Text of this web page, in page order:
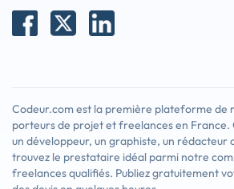
Codeur.com est la première plateforme de
porteurs de projet et freelances en France.
un développeur, un graphiste, un rédacteur
trouvez le prestataire idéal parmi notre
freelances qualifiés. Publiez gratuitement